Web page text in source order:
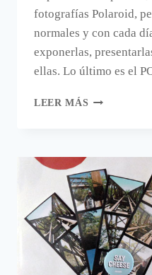
fotografías Polaroid,
normales y con cada
exponerlas,
ellas. Lo último es el
LEER MÁS POLABOOK,
FOTOS
POLA.